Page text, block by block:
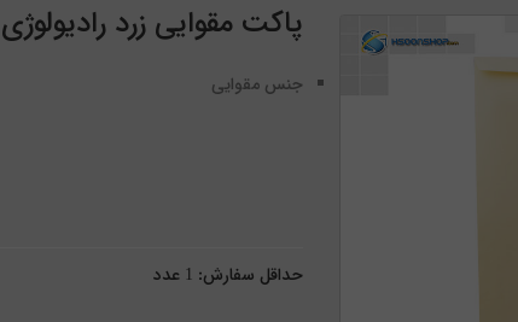
پاکت مقوایی زرد رادیولوژی
جنس مقوایی
حداقل سفارش: 1 عدد